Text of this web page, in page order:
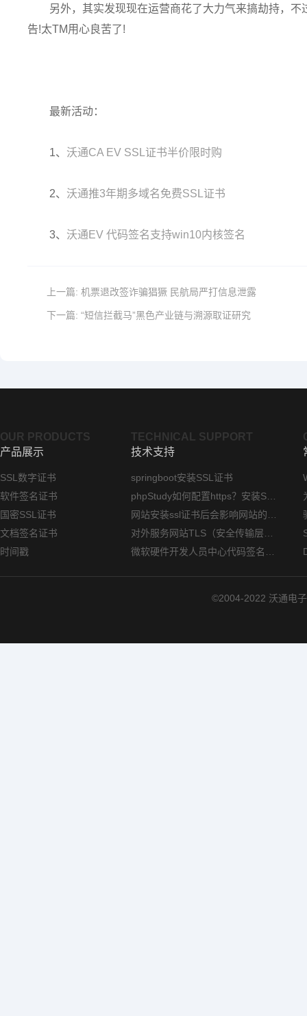
另外，其实发现现在运营商花了大力气来搞劫持，
告!太TM用心良苦了!
最新活动：
1、 沃通CA EV SSL证书半价限时购
2、 沃通推3年期多域名免费SSL证书
3、 沃通EV 代码签名支持win10内核签名
上一篇: 机票退改签诈骗猖獗 民航局严打信息泄露
下一篇: “短信拦截马”黑色产业链与溯源取证研究
OUR PRODUCTS
产品展示
SSL数字证书
软件签名证书
国密SSL证书
文档签名证书
时间戳
TECHNICAL SUPPORT
技术支持
springboot安装SSL证书
©2004-2022 沃通电